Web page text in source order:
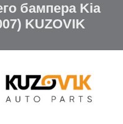
бампера Kia
KUZOVIK